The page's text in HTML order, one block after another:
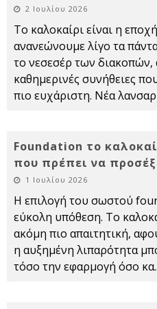
2 Ιουλίου 2026
Το καλοκαίρι είναι η
ανανεώνουμε λίγο τα
το νεσεσέρ των διακοπών,
καθημερινές συνήθειες
πιο ευχάριστη. Νέα
Foundation το
που πρέπει να
1 Ιουλίου 2026
Η επιλογή του σωστού
εύκολη υπόθεση. Το
ακόμη πιο απαιτητική,
η αυξημένη λιπαρότητα
τόσο την εφαρμογή όσο κα